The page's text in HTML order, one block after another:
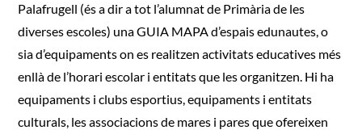
Palafrugell (és a dir a tot l’alumnat de Primària de les
diverses escoles) unaGUIA MAPA d’espais edunautes, o
sia d’equipaments on es realitzen activitats educatives més
enllà de l’horari escolar i entitats que les organitzen. Hi ha
equipaments i clubs esportius, equipaments i entitats
culturals, les associacions de mares i pares que ofereixen